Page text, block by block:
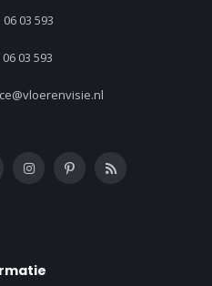
06 03 593
06 03 593